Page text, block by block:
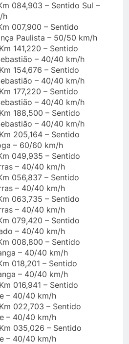
084,903 – Sentido Sul –
h
007,900 – Sentido
Paulista – 50/50 km/h
141,220 – Sentido
– 40/40 km/h
154,676 – Sentido
– 40/40 km/h
177,220 – Sentido
– 40/40 km/h
188,500 – Sentido
– 40/40 km/h
205,164 – Sentido
– 60/60 km/h
049,935 – Sentido
– 40/40 km/h
056,837 – Sentido
– 40/40 km/h
063,735 – Sentido
– 40/40 km/h
079,420 – Sentido
– 40/40 km/h
008,800 – Sentido
– 40/40 km/h
018,201 – Sentido
– 40/40 km/h
016,941 – Sentido
– 40/40 km/h
022,703 – Sentido
– 40/40 km/h
035,026 – Sentido
– 40/40 km/h